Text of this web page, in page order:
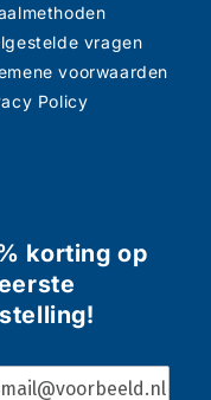
vragen
voorwaarden
Policy
korting op